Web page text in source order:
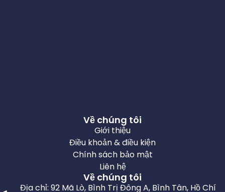
Về chúng tôi
Giới thiệu
Điều khoản & điều kiện
Chính sách bảo mật
Liên hệ
Về chúng tôi
Địa chỉ: 92 Mã Lò, Bình Trị Đông A, Bình Tân, Hồ Chí